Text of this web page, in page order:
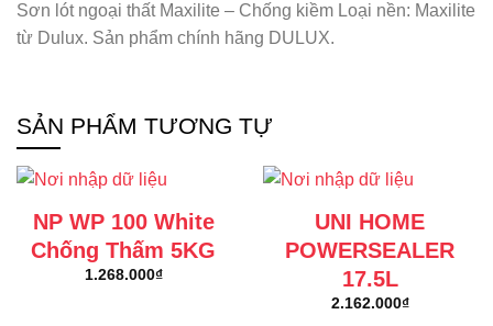
Sơn lót ngoại thất Maxilite – Chống kiềm Loại nền: Maxilite
từ Dulux. Sản phẩm chính hãng DULUX.
SẢN PHẨM TƯƠNG TỰ
NP WP 100 White
Chống Thấm 5KG
1.268.000₫
UNI HOME
POWERSEALER
17.5L
2.162.000₫